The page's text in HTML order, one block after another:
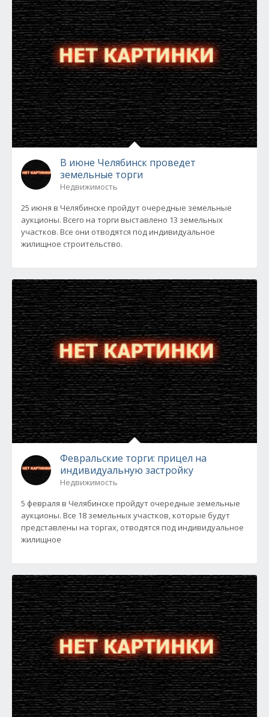
В июне Челябинск проведет
земельные торги
Недвижимость
25 июня в Челябинске пройдут очередные земельные
аукционы. Всего на торги выставлено 13 земельных
участков. Все они отводятся под индивидуальное
жилищное строительство.
Февральские торги: прицел на
индивидуальную застройку
Недвижимость
5 февраля в Челябинске пройдут очередные земельные
аукционы. Все 18 земельных участков, которые будут
представлены на торгах, отводятся под индивидуальное
жилищное